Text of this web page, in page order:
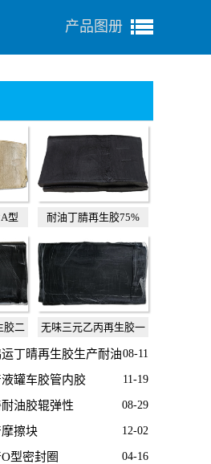
产品图册
型 耐油丁腈再生胶75%
胶二
无味三元乙丙再生胶一
级
08-11
丁晴再生胶生产耐油
11-19
罐车胶管内胶
08-29
油胶辊弹性
12-02
擦块
04-16
型密封圈